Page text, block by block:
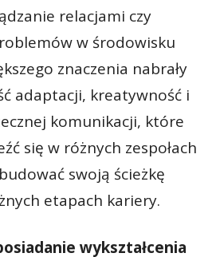
relacjami czy
w środowisku
znaczenia nabrały
adaptacji, kreatywność i
komunikacji, które
się w różnych zespołach
swoją ścieżkę
etapach kariery.
wykształcenia